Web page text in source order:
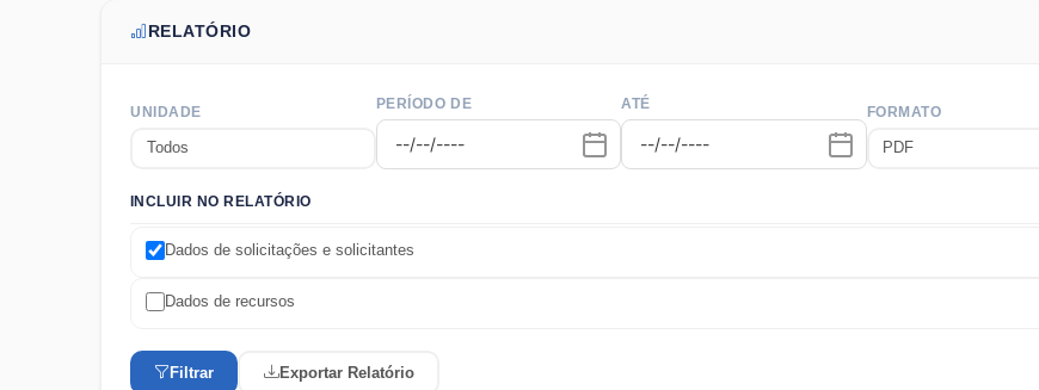
RELATÓRIO
UNIDADE
PERÍODO DE ATÉ
FORMATO
INCLUIR NO RELATÓRIO
Dados de solicitações e solicitantes
Dados de recursos
Filtrar Exportar Relatório